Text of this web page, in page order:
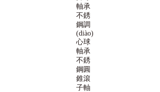
軸承
不銹
鋼調
(diào)
心球
軸承
不銹
鋼圓
錐滾
子軸